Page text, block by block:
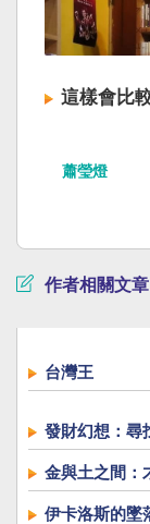
這樣會比
蕭瑩燈
作者相關文章
台灣王
發財幻想：尋
金與土之間：
伊卡洛斯的墜